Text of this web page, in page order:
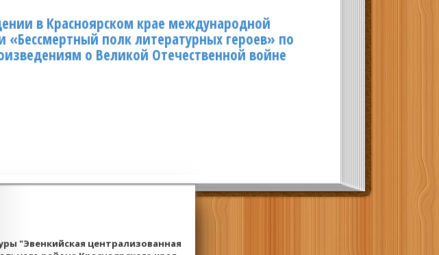
в Красноярском крае международной
полк литературных героев» по
о Великой Отечественной войне
"Эвенкийская централизованная